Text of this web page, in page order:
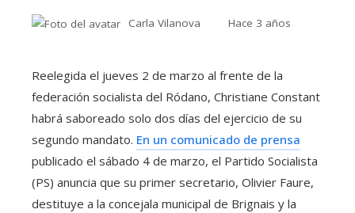
Carla Vilanova Hace 3 años
Reelegida el jueves 2 de marzo al frente de la
federación socialista del Ródano, Christiane Constant
habrá saboreado solo dos días del ejercicio de su
segundo mandato. En un comunicado de prensa
publicado el sábado 4 de marzo, el Partido Socialista
(PS) anuncia que su primer secretario, Olivier Faure,
destituye a la concejala municipal de Brignais y la